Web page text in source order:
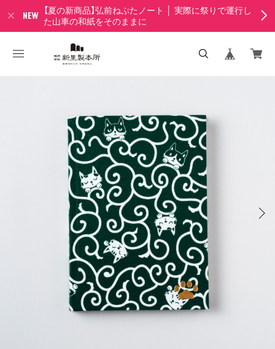
【夏の新商品】弘前ねぷたノート │ 実際に祭りで運行し
た山車の和紙をそのままに